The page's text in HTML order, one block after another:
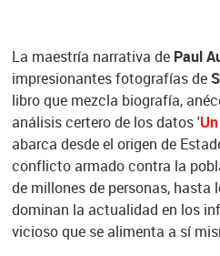
La maestría narrativa de Paul
impresionantes fotografías de
libro que mezcla biografía,
análisis certero de los datos '
abarca desde el origen de
conflicto armado contra la
de millones de personas, hasta
dominan la actualidad en los
vicioso que se alimenta a sí